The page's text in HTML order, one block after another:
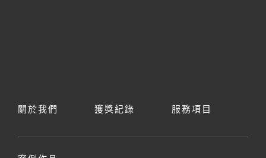
關於我們 獲獎紀錄 服務項目